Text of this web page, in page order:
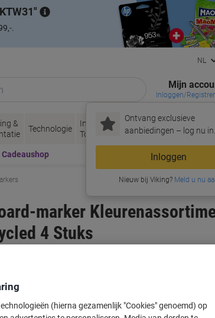
.
NL
Mijn
Inloggen/
Ontvang exclusieve
aanbiedingen – log nu in.
Inloggen
Nieuw bij Viking?Meld u nu
&
Technologie
Inkt &
Toner
Papier, Enveloppen
& Verpakken
Cadeaushop
marker
4 Stuks
Switch en bespaar met ons
Viking WBM2,5 Niet-permanent
(hierna gezamenlijk "Cookies" genoemd) op